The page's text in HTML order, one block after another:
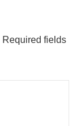
Required fields